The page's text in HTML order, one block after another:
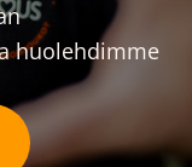
huolehdimme